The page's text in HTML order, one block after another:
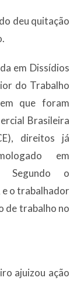
deu quitação
em Dissídios
do Trabalho
que foram
Brasileira
direitos já
em
Segundo o
e o trabalhador
de trabalho no
ajuizou ação